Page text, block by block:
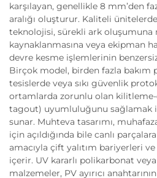
karşılayan, genellikle 8 mm’den
aralığı oluşturur. Kaliteli
teknolojisi, sürekli ark oluşumuna
kaynaklanmasına veya ekipman
devre kesme işlemlerinin
Birçok model, birden fazla bakım
tesislerde veya sıkı güvenlik
ortamlarda zorunlu olan
tagout) uyumluluğunu sağlamak
sunar. Muhteva tasarımı,
için açıldığında bile canlı
amacıyla çift yalıtım bariyerleri
içerir. UV kararlı polikarbonat
malzemeler, PV ayırıcı